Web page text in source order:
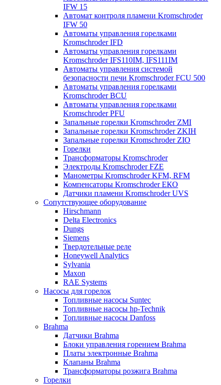
IFW 15
Автомат контроля пламени Kromschroder
IFW 50
Автоматы управления горелками
Kromschroder IFD
Автоматы управления горелками
Kromschroder IFS110IM, IFS111IM
Автоматы управления системой
безопасности печи Kromschroder FCU 500
Автоматы управления горелками
Kromschroder BCU
Автоматы управления горелками
Kromschroder PFU
Запальные горелки Kromschroder ZМI
Запальные горелки Kromschroder ZKIH
Запальные горелки Kromschroder ZIO
Горелки
Трансформаторы Kromschroder
Электроды Kromschroder FZE
Манометры Kromschroder KFM, RFM
Компенсаторы Kromschroder ЕКО
Датчики пламени Kromschroder UVS
Сопутствующее оборудование
Hirschmann
Delta Electronics
Dungs
Siemens
Твердотельные реле
Honeywell Analytics
Sylvania
Maxon
RAE Systems
Насосы для горелок
Топливные насосы Suntec
Топливные насосы hp-Technik
Топливные насосы Danfoss
Brahma
Датчики Brahma
Блоки управления горением Brahma
Платы электронные Brahma
Клапаны Brahma
Трансформаторы розжига Brahma
Горелки